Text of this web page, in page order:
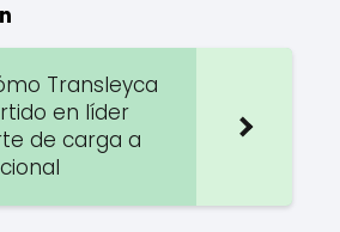
Transleyca
en líder
de carga a